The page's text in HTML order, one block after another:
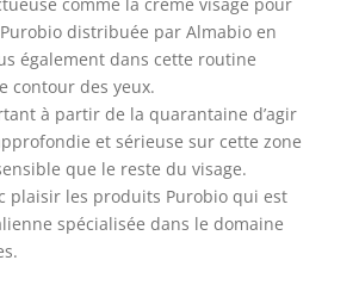
distribuée par Almabio en
également dans cette routine
contour des yeux.
à partir de la quarantaine d’agir
et sérieuse sur cette zone
que le reste du visage.
plaisir les produits Purobio qui est
spécialisée dans le domaine